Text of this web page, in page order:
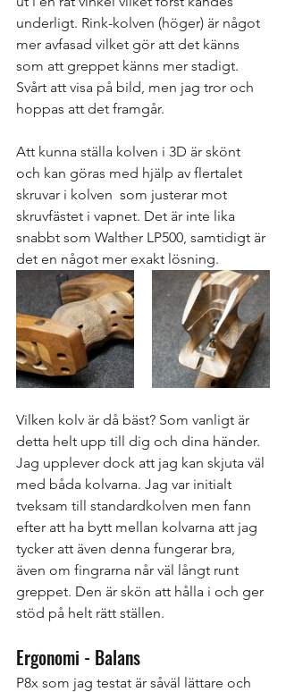
underligt. Rink-kolven (höger) är något
mer avfasad vilket gör att det känns
som att greppet känns mer stadigt.
Svårt att visa på bild, men jag tror och
hoppas att det framgår.
Att kunna ställa kolven i 3D är skönt
och kan göras med hjälp av flertalet
skruvar i kolven  som justerar mot
skruvfästet i vapnet. Det är inte lika
snabbt som Walther LP500, samtidigt är
det en något mer exakt lösning.
Vilken kolv är då bäst? Som vanligt är
detta helt upp till dig och dina händer.
Jag upplever dock att jag kan skjuta väl
med båda kolvarna. Jag var initialt
tveksam till standardkolven men fann
efter att ha bytt mellan kolvarna att jag
tycker att även denna fungerar bra,
även om fingrarna når väl långt runt
greppet. Den är skön att hålla i och ger
stöd på helt rätt ställen.
Ergonomi - Balans
P8x som jag testat är såväl lättare och